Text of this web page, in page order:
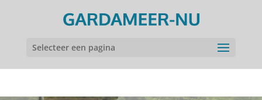
Selecteer een pagina